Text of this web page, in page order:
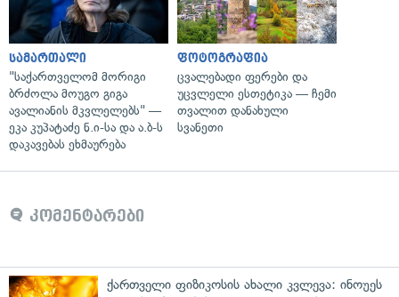
სამართალი
"საქართველომ მორიგი
ბრძოლა მოუგო გიგა
ავალიანის მკვლელებს" —
ეკა კუპატაძე ნ.ი-სა და ა.ბ-ს
დაკავებას ეხმაურება
ფოტოგრაფია
ცვალებადი ფერები და
უცვლელი ესთეტიკა — ჩემი
თვალით დანახული
სვანეთი
კომენტარები
ქართველი ფიზიკოსის ახალი კვლევა: ინოუეს